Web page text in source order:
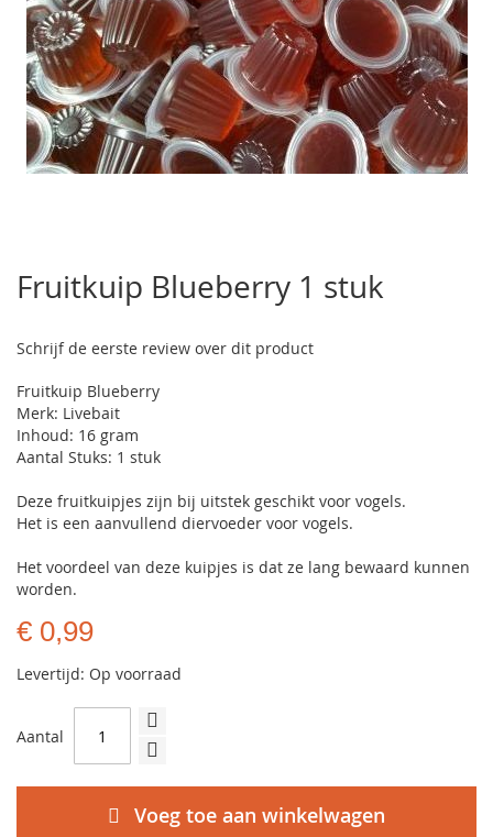
het
begin
de
gallerij
Fruitkuip Blueberry 1 stuk
Schrijf de eerste review over dit product
Fruitkuip Blueberry
Merk: Livebait
Inhoud: 16 gram
Aantal Stuks: 1 stuk
Deze fruitkuipjes zijn bij uitstek geschikt voor vogels.
Het is een aanvullend diervoeder voor vogels.
Het voordeel van deze kuipjes is dat ze lang bewaard kunnen
worden.
€ 0,99
Levertijd: Op voorraad
Aantal
Voeg toe aan winkelwagen